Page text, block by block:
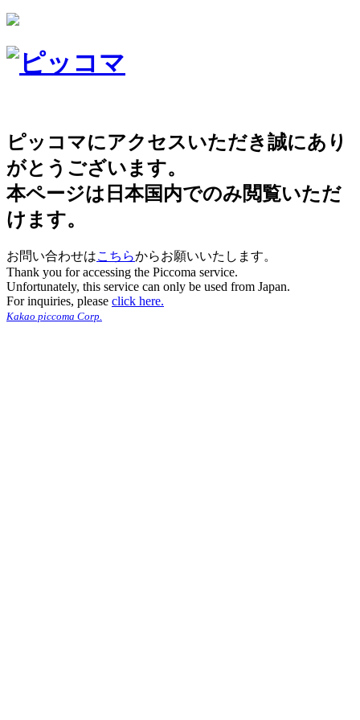
ピッコマにアクセスいただき誠にあり
がとうございます。
本ページは日本国内でのみ閲覧いただ
けます。
お問い合わせはこちらからお願いいたします。
Thank you for accessing the Piccoma service.
Unfortunately, this service can only be used from Japan.
For inquiries, please click here.
Kakao piccoma Corp.